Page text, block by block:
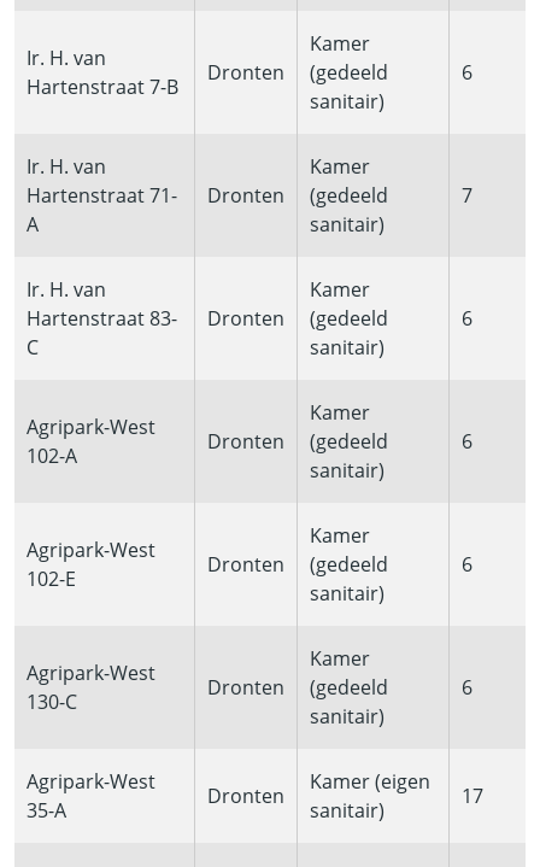
Ir. H. van
Hartenstraat 7-B
Dronten
Kamer
(gedeeld
sanitair)
6
Ir. H. van
Hartenstraat 71-
A
Dronten
Kamer
(gedeeld
sanitair)
7
Ir. H. van
Hartenstraat 83-
C
Dronten
Kamer
(gedeeld
sanitair)
6
Agripark-West
102-A
Dronten
Kamer
(gedeeld
sanitair)
6
Agripark-West
102-E
Dronten
Kamer
(gedeeld
sanitair)
6
Agripark-West
130-C
Dronten
Kamer
(gedeeld
sanitair)
6
Agripark-West
35-A
Dronten
Kamer (eigen
sanitair)
17